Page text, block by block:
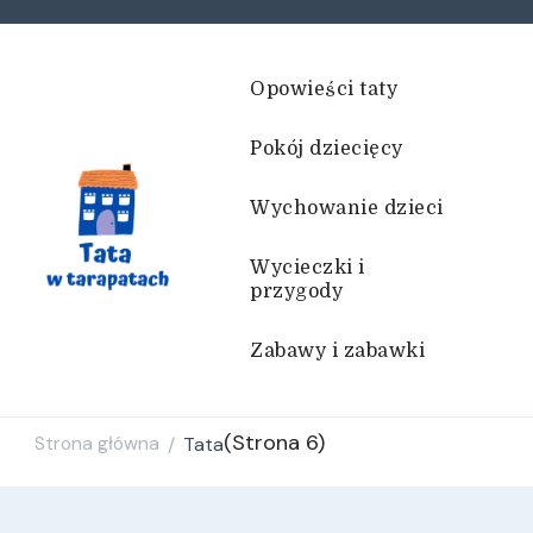
Tata w tarapatach
Opowieści taty
Pokój dziecięcy
Wychowanie dzieci
Wycieczki i
przygody
Zabawy i zabawki
Strona główna / Tata(Strona 6)